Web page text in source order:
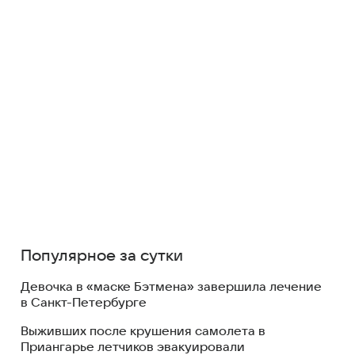
Популярное за сутки
Девочка в «маске Бэтмена» завершила лечение
в Санкт-Петербурге
Выживших после крушения самолета в
Приангарье летчиков эвакуировали